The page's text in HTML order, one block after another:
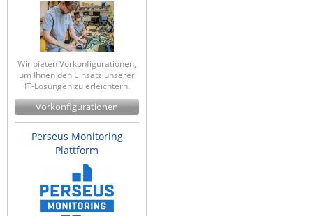
Wir bieten Vorkonfigurationen,
um Ihnen den Einsatz unserer
IT-Lösungen zu erleichtern.
Vorkonfigurationen
Perseus Monitoring
Plattform